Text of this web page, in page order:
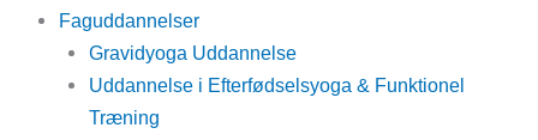
Faguddannelser
Gravidyoga Uddannelse
Uddannelse i Efterfødselsyoga & Funktionel
Træning